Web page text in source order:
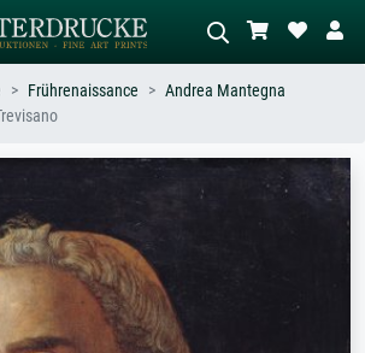
Werktiteln
Welle
Beschreiben Sie die Szene – z.B. Grüne
Wiese, Abstrakt mit viel Rot, Dunkles
Ölgemälde, Stehender Akt neben einem
Frührenaissance
Andrea Mantegna